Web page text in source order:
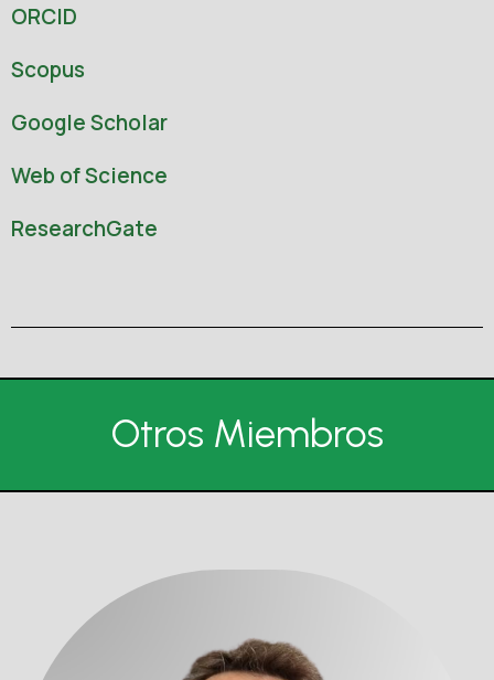
ORCID
Scopus
Google Scholar
Web of Science
ResearchGate
Otros Miembros